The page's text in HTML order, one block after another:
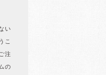
い
こ
注
の